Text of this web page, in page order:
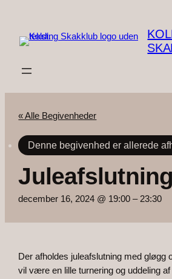
« Alle Begivenheder
Denne begivenhed er allerede
Juleafslutning
december 16, 2024 @ 19:00 – 23:30
Der afholdes juleafslutning med gløgg
vil være en lille turnering og uddeling